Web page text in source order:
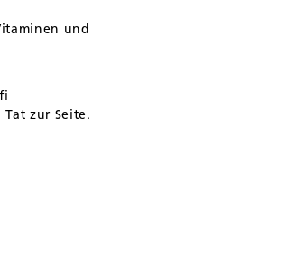
und
zur Seite.